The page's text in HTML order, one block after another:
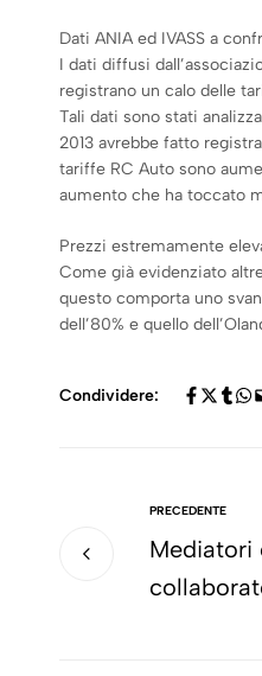
Dati ANIA ed IVASS a
I dati diffusi
registrano un calo delle
Tali dati sono stati
2013 avrebbe fatto
tariffe RC Auto sono
aumento che ha toccato
Prezzi estremamente
Come già evidenziato
questo comporta uno
dell’80% e quello
Condividere:
PRECEDENTE
Mediatori